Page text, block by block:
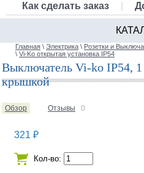
Как сделать заказ
Главная \ Электрика \ Розетки и
\ Vi-Ko открытая установка IP54
Выключатель Vi-ko IP54, 1
крышкой
Обзор Отзывы 0
321 ₽
Кол-во: